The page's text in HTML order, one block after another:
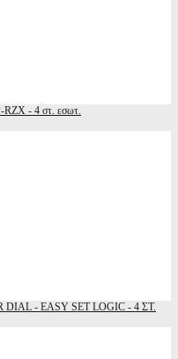
RZX - 4 στ. εσωτ.
DIAL - EASY SET LOGIC - 4 ΣΤ.